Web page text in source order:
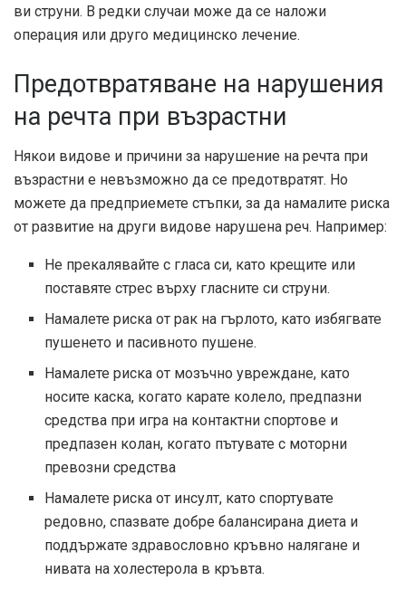
ви струни. В редки случаи може да се наложи
операция или друго медицинско лечение.
Предотвратяване на нарушения
на речта при възрастни
Някои видове и причини за нарушение на речта при
възрастни е невъзможно да се предотвратят. Но
можете да предприемете стъпки, за да намалите риска
от развитие на други видове нарушена реч. Например:
Не прекалявайте с гласа си, като крещите или
поставяте стрес върху гласните си струни.
Намалете риска от рак на гърлото, като избягвате
пушенето и пасивното пушене.
Намалете риска от мозъчно увреждане, като
носите каска, когато карате колело, предпазни
средства при игра на контактни спортове и
предпазен колан, когато пътувате с моторни
превозни средства
Намалете риска от инсулт, като спортувате
редовно, спазвате добре балансирана диета и
поддържате здравословно кръвно налягане и
нивата на холестерола в кръвта.